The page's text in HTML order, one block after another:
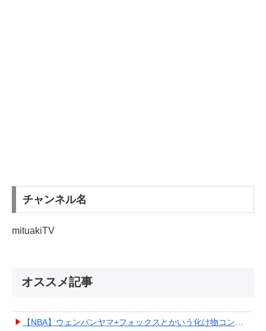
チャンネル名
mituakiTV
オススメ記事
【NBA】ウェンバンヤマ+フォックスとかいう化け物コンビが爆誕してしまうwwwwwwwwww